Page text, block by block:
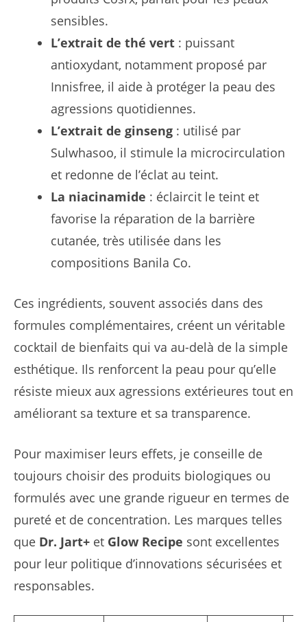
sensibles.
L’extrait de thé vert : puissant
antioxydant, notamment proposé par
Innisfree, il aide à protéger la peau des
agressions quotidiennes.
L’extrait de ginseng : utilisé par
Sulwhasoo, il stimule la microcirculation
et redonne de l’éclat au teint.
La niacinamide : éclaircit le teint et
favorise la réparation de la barrière
cutanée, très utilisée dans les
compositions Banila Co.
Ces ingrédients, souvent associés dans des
formules complémentaires, créent un véritable
cocktail de bienfaits qui va au-delà de la simple
esthétique. Ils renforcent la peau pour qu’elle
résiste mieux aux agressions extérieures tout en
améliorant sa texture et sa transparence.
Pour maximiser leurs effets, je conseille de
toujours choisir des produits biologiques ou
formulés avec une grande rigueur en termes de
pureté et de concentration. Les marques telles
que Dr. Jart+ et Glow Recipe sont excellentes
pour leur politique d’innovations sécurisées et
responsables.